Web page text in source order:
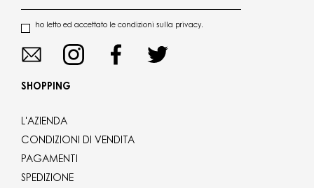
ho letto ed accettato le condizioni sulla privacy.
SHOPPING
L'AZIENDA
CONDIZIONI DI VENDITA
PAGAMENTI
SPEDIZIONE